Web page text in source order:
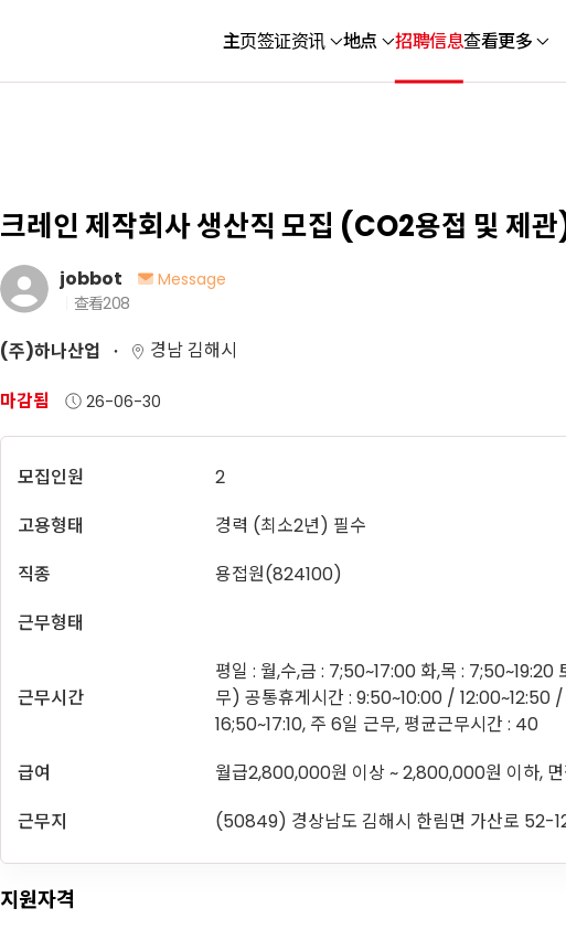
主页签证资讯 地点 招聘信息查看更多
크레인 제작회사 생산직 모집 (CO2용접 및 제
jobbot
Message
查看208
(주)하나산업
경남 김해시
마감됨
26-06-30
모집인원
2
고용형태
경력 (최소2년) 필수
직종
용접원(824100)
근무형태
근무시간
평일 : 월,수,금 : 7;50~17:00 화,목 :
무) 공통휴게시간 : 9:50~10:00 / 12:00~12:50
16;50~17:10, 주 6일 근무, 평균근무시간 : 40
급여
월급2,800,000원 이상 ~ 2,800,000원 이하, 면
근무지
(50849) 경상남도 김해시 한림면 가산로 52-
지원자격